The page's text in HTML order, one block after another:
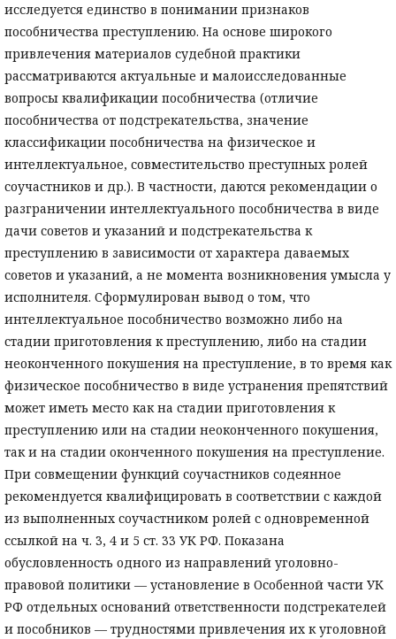
исследуется единство в понимании признаков
пособничества преступлению. На основе широкого
привлечения материалов судебной практики
рассматриваются актуальные и малоисследованные
вопросы квалификации пособничества (отличие
пособничества от подстрекательства, значение
классификации пособничества на физическое и
интеллектуальное, совместительство преступных ролей
соучастников и др.). В частности, даются рекомендации о
разграничении интеллектуального пособничества в виде
дачи советов и указаний и подстрекательства к
преступлению в зависимости от характера даваемых
советов и указаний, а не момента возникновения умысла у
исполнителя. Сформулирован вывод о том, что
интеллектуальное пособничество возможно либо на
стадии приготовления к преступлению, либо на стадии
неоконченного покушения на преступление, в то время как
физическое пособничество в виде устранения препятствий
может иметь место как на стадии приготовления к
преступлению или на стадии неоконченного покушения,
так и на стадии оконченного покушения на преступление.
При совмещении функций соучастников содеянное
рекомендуется квалифицировать в соответствии с каждой
из выполненных соучастником ролей с одновременной
ссылкой на ч. 3, 4 и 5 ст. 33 УК РФ. Показана
обусловленность одного из направлений уголовно-
правовой политики — установление в Особенной части УК
РФ отдельных оснований ответственности подстрекателей
и пособников — трудностями привлечения их к уголовной